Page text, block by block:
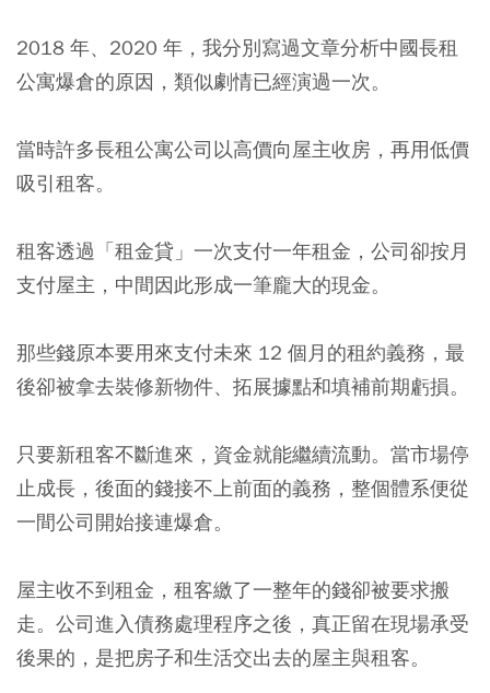
2018 年、2020 年，我分別寫過文章分析中國長租
公寓爆倉的原因，類似劇情已經演過一次。
當時許多長租公寓公司以高價向屋主收房，再用低價
吸引租客。
租客透過「租金貸」一次支付一年租金，公司卻按月
支付屋主，中間因此形成一筆龐大的現金。
那些錢原本要用來支付未來 12 個月的租約義務，最
後卻被拿去裝修新物件、拓展據點和填補前期虧損。
只要新租客不斷進來，資金就能繼續流動。當市場停
止成長，後面的錢接不上前面的義務，整個體系便從
一間公司開始接連爆倉。
屋主收不到租金，租客繳了一整年的錢卻被要求搬
走。公司進入債務處理程序之後，真正留在現場承受
後果的，是把房子和生活交出去的屋主與租客。